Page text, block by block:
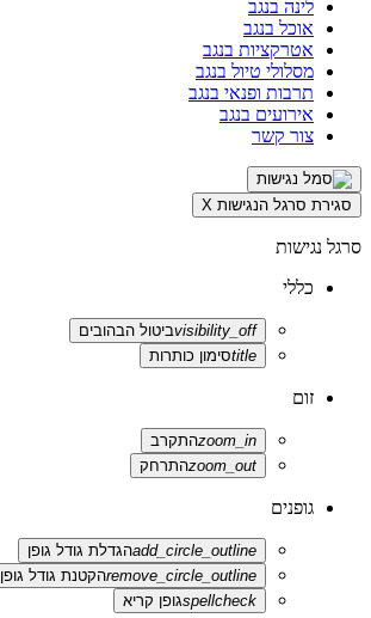
לינה בנגב
אוכל בנגב
אטרקציות בנגב
מסלולי טיול בנגב
תרבות ופנאי בנגב
אירועים בנגב
צור קשר
סגירת סרגל הנגישות X
סרגל נגישות
כללי
visibility_offביטול הבהובים
titleסימון כותרות
זום
zoom_inהתקרב
zoom_outהתרחק
גופנים
add_circle_outlineהגדלת גודל גופן
remove_circle_outlineהקטנת גודל גופן
spellcheckגופן קריא